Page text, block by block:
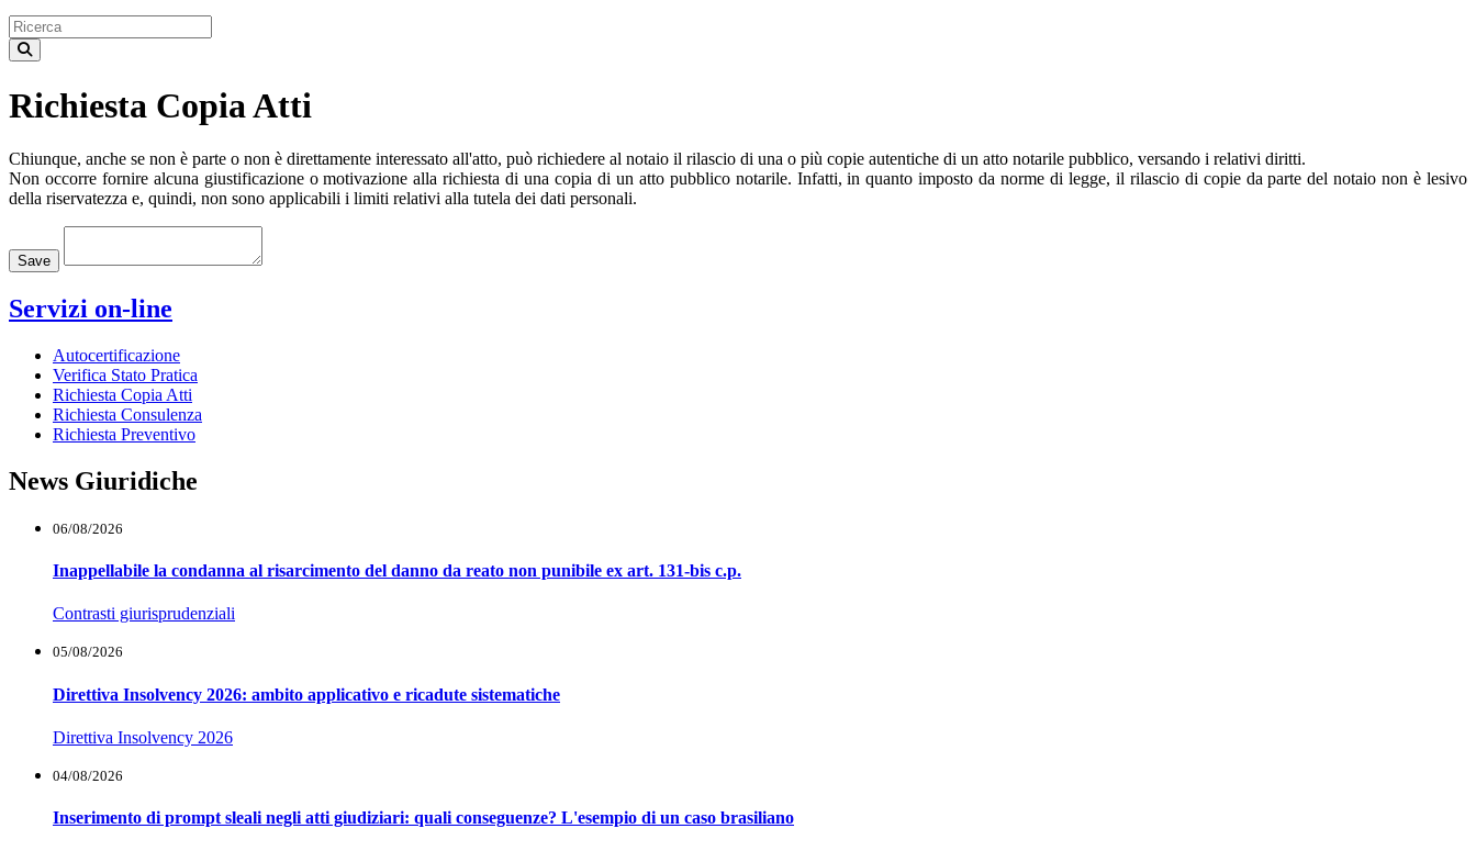
Richiesta Copia Atti
Chiunque, anche se non è parte o non è direttamente interessato all'atto, può richiedere al notaio il rilascio di una o più copie autentiche di un atto notarile pubblico, versando i relativi diritti.
Non occorre fornire alcuna giustificazione o motivazione alla richiesta di una copia di un atto pubblico notarile. Infatti, in quanto imposto da norme di legge, il rilascio di copie da parte del notaio non è lesivo
della riservatezza e, quindi, non sono applicabili i limiti relativi alla tutela dei dati personali.
Save
Servizi on-line
Autocertificazione
Verifica Stato Pratica
Richiesta Copia Atti
Richiesta Consulenza
Richiesta Preventivo
News Giuridiche
06/08/2026
Inappellabile la condanna al risarcimento del danno da reato non punibile ex art. 131-bis c.p.
Contrasti giurisprudenziali
05/08/2026
Direttiva Insolvency 2026: ambito applicativo e ricadute sistematiche
Direttiva Insolvency 2026
04/08/2026
Inserimento di prompt sleali negli atti giudiziari: quali conseguenze? L'esempio di un caso brasiliano